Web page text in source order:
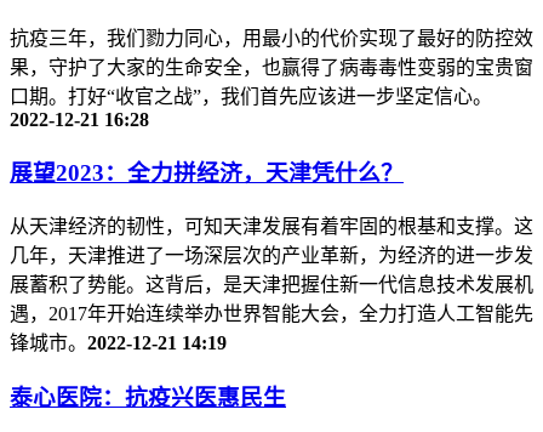
抗疫三年，我们勠力同心，用最小的代价实现了最好的防控效
果，守护了大家的生命安全，也赢得了病毒毒性变弱的宝贵窗
口期。打好“收官之战”，我们首先应该进一步坚定信心。
2022-12-21 16:28
展望2023：全力拼经济，天津凭什么？
从天津经济的韧性，可知天津发展有着牢固的根基和支撑。这
几年，天津推进了一场深层次的产业革新，为经济的进一步发
展蓄积了势能。这背后，是天津把握住新一代信息技术发展机
遇，2017年开始连续举办世界智能大会，全力打造人工智能先
锋城市。 2022-12-21 14:19
泰心医院：抗疫兴医惠民生